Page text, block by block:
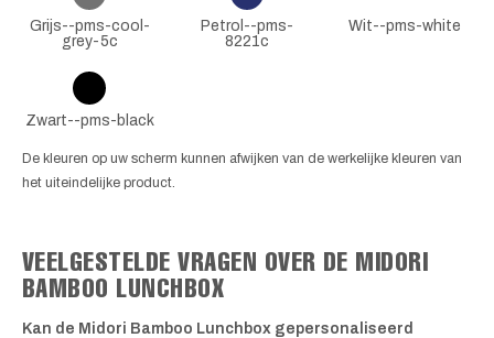
Grijs--pms-cool-
grey-5c
Petrol--pms-
8221c
Wit--pms-white
Zwart--pms-black
De kleuren op uw scherm kunnen afwijken van de werkelijke kleuren van
het uiteindelijke product.
VEELGESTELDE VRAGEN OVER DE MIDORI
BAMBOO LUNCHBOX
Kan de Midori Bamboo Lunchbox gepersonaliseerd